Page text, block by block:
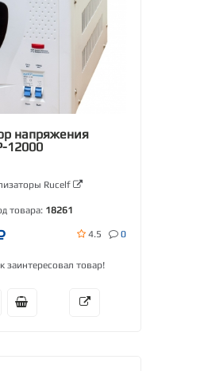
напряжения
12000
Rucelf
товара: 18261
4.5 0
заинтересовал товар!